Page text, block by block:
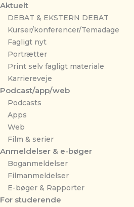
Aktuelt
DEBAT & EKSTERN DEBAT
Kurser/konferencer/Temadage
Fagligt nyt
Portrætter
Print selv fagligt materiale
Karriereveje
Podcast/app/web
Podcasts
Apps
Web
Film & serier
Anmeldelser & e-bøger
Boganmeldelser
Filmanmeldelser
E-bøger & Rapporter
For studerende